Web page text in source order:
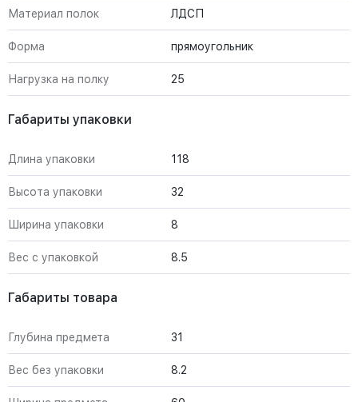
Материал полок ЛДСП
Форма прямоугольник
Нагрузка на полку 25
Габариты упаковки
Длина упаковки 118
Высота упаковки 32
Ширина упаковки 8
Вес с упаковкой 8.5
Габариты товара
Глубина предмета 31
Вес без упаковки 8.2